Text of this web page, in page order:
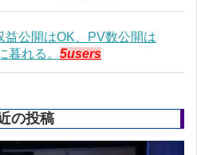
益公開はOK、PV数公開は
暮れる。 5users
の投稿